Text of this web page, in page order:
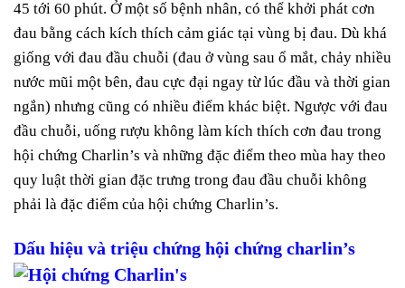
45 tới 60 phút. Ở một số bệnh nhân, có thể khởi phát cơn
đau bằng cách kích thích cảm giác tại vùng bị đau. Dù khá
giống với đau đầu chuỗi (đau ở vùng sau ổ mắt, chảy nhiều
nước mũi một bên, đau cực đại ngay từ lúc đầu và thời gian
ngắn) nhưng cũng có nhiều điểm khác biệt. Ngược với đau
đầu chuỗi, uống rượu không làm kích thích cơn đau trong
hội chứng Charlin’s và những đặc điểm theo mùa hay theo
quy luật thời gian đặc trưng trong đau đầu chuỗi không
phải là đặc điểm của hội chứng Charlin’s.
Dấu hiệu và triệu chứng hội chứng charlin’s